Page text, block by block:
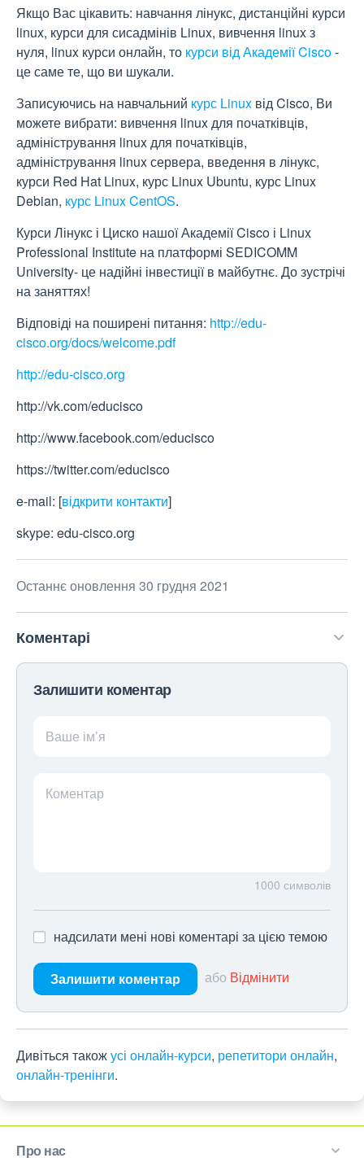
Якщо Вас цікавить: навчання лінукс, дистанційні курси
linux, курси для сисадмінів Linux, вивчення linux з
нуля, linux курси онлайн, то курси від Академії Cisco-
це саме те, що ви шукали.
Записуючись на навчальний курс Linux від Cisco, Ви
можете вибрати: вивчення linux для початківців,
адміністрування linux для початківців,
адміністрування linux сервера, введення в лінукс,
курси Red Hat Linux, курс Linux Ubuntu, курс Linux
Debian, курс Linux CentOS.
Курси Лінукс і Циско нашої Академії Cisco і Linux
Professional Institute на платформі SEDICOMM
University- це надійні інвестиції в майбутнє. До зустрічі
на заняттях!
Відповіді на поширені питання: http://edu-
cisco.org/docs/welcome.pdf
http://edu-cisco.org
http://vk.com/educisco
http://www.facebook.com/educisco
https://twitter.com/educisco
e-mail: [відкрити контакти]
skype: edu-cisco.org
Останнє оновлення 30 грудня 2021
Коментарі
Залишити коментар
Ваше ім’я
Коментар
1000 символів
надсилати мені нові коментарі за цією темою
Залишити коментар або Відмінити
Дивіться такожусі онлайн-курси, репетитори онлайн,
онлайн-тренінги.
Про нас